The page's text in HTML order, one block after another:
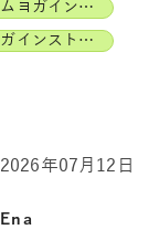
JAHA認定骨盤スリムヨガインストラクター
JAHA認定フローヨガインストラクター
Ena
2026年07月12日